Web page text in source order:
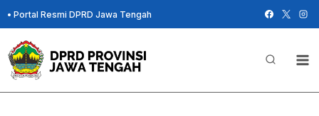
Skip
to
content
• Portal Resmi DPRD Jawa Tengah